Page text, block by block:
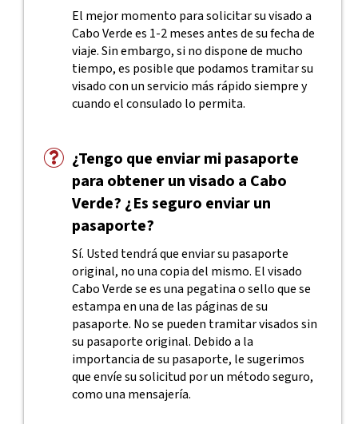
El mejor momento para solicitar su visado a
Cabo Verde es 1-2 meses antes de su fecha de
viaje. Sin embargo, si no dispone de mucho
tiempo, es posible que podamos tramitar su
visado con un servicio más rápido siempre y
cuando el consulado lo permita.
¿Tengo que enviar mi pasaporte
para obtener un visado a Cabo
Verde? ¿Es seguro enviar un
pasaporte?
Sí. Usted tendrá que enviar su pasaporte
original, no una copia del mismo. El visado
Cabo Verde se es una pegatina o sello que se
estampa en una de las páginas de su
pasaporte. No se pueden tramitar visados sin
su pasaporte original. Debido a la
importancia de su pasaporte, le sugerimos
que envíe su solicitud por un método seguro,
como una mensajería.